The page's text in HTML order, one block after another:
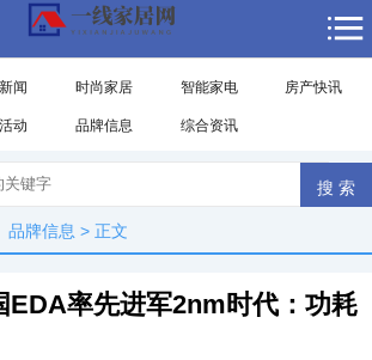
闻 时尚家居 智能家电 房产快讯
动 品牌信息 综合资讯
品牌信息 > 正文
EDA率先进军2nm时代：功耗